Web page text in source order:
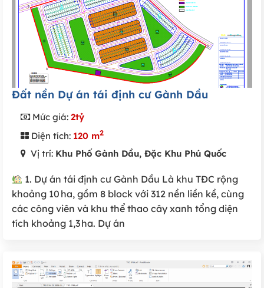
Đất nền Dự án tái định cư Gành Dầu
Mức giá: 2tỷ
Diện tích: 120 m2
Vị trí: Khu Phố Gành Dầu, Đặc Khu Phú Quốc
1. Dự án tái định cư Gành Dầu Là khu TĐC rộng
khoảng 10 ha, gồm 8 block với 312 nền liền kề, cùng
các công viên và khu thể thao cây xanh tổng diện
tích khoảng 1,3 ha. Dự án